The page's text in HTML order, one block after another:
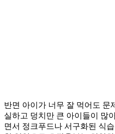
반면 아이가 너무 잘 먹어도 문
실하고 덩치만 큰 아이들이 많
면서 정크푸드나 서구화된 식